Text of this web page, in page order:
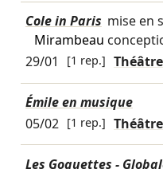
Cole in Paris mise en
Mirambeau
29/01
[1 rep.]
Émile en musique
05/02 [1 rep.]
Les Goguettes -